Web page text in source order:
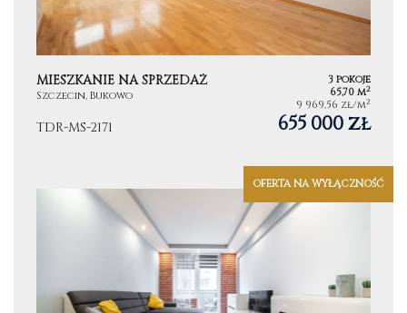
MIESZKANIE NA SPRZEDAŻ
Szczecin, Bukowo
3 pokoje
65,70 m2
9 969,56 zł/m2
TDR-MS-2171 655 000 zł
OFERTA NA WYŁĄCZNOŚĆ